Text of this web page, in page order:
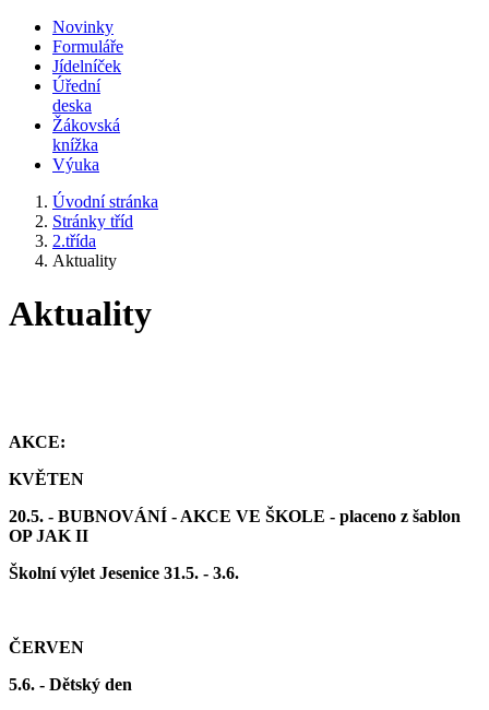
Novinky
Formuláře
Jídelníček
Úřední
deska
Žákovská
knížka
Výuka
Úvodní stránka
Stránky tříd
2.třída
Aktuality
Aktuality
AKCE:
KVĚTEN
20.5. - BUBNOVÁNÍ - AKCE VE ŠKOLE - placeno z šablon
OP JAK II
Školní výlet Jesenice 31.5. - 3.6.
ČERVEN
5.6. - Dětský den